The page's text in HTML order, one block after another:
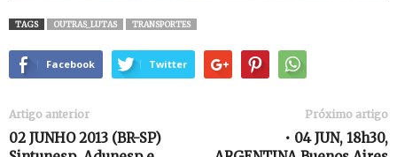
TAGS OUTRAS_LUTAS TRANSPORTES
Facebook Twitter
Artigo anterior
02 JUNHO 2013 (BR-SP)
Próximo artigo
• 04 JUN, 18h30,